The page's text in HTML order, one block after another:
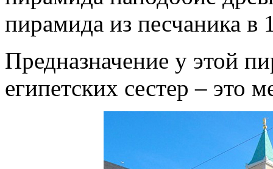
пирамида из песчаника в
Предназначение у этой
египетских сестер – это